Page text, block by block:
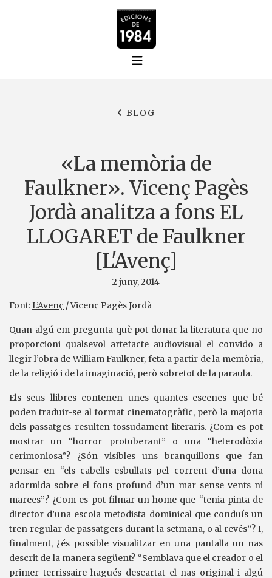
BLOG
«La memòria de
Faulkner». Vicenç Pagès
Jordà analitza a fons EL
LLOGARET de Faulkner
[L'Avenç]
2 juny, 2014
Font: L’Avenç / Vicenç Pagès Jordà
Quan algú em pregunta què pot donar la literatura que no
proporcioni qualsevol artefacte audiovisual el convido a
llegir l’obra de William Faulkner, feta a partir de la memòria,
de la religió i de la imaginació, però sobretot de la paraula.
Els seus llibres contenen unes quantes escenes que bé
poden traduir-se al format cinematogràfic, però la majoria
dels passatges resulten tossudament literaris. ¿Com es pot
mostrar un “horror protuberant” o una “heterodòxia
cerimoniosa”? ¿Són visibles uns branquillons que fan
pensar en “els cabells esbullats pel corrent d’una dona
adormida sobre el fons profund d’un mar sense vents ni
marees”? ¿Com es pot filmar un home que “tenia pinta de
director d’una escola metodista dominical que conduís un
tren regular de passatgers durant la setmana, o al revés”? I,
finalment, ¿és possible visualitzar en una pantalla un nas
descrit de la manera següent? “Semblava que el creador o el
primer terrissaire hagués descartat el nas original i algú